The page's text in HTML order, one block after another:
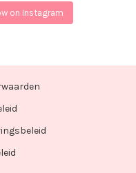
on Instagram